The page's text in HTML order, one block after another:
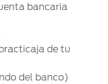
bancaria
de tu
del banco)